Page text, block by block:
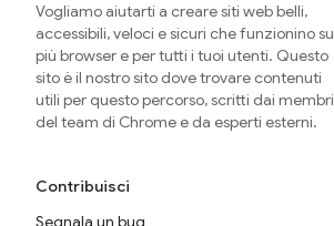
Vogliamo aiutarti a creare siti web belli,
accessibili, veloci e sicuri che funzionino su
più browser e per tutti i tuoi utenti. Questo
sito è il nostro sito dove trovare contenuti
utili per questo percorso, scritti dai membri
del team di Chrome e da esperti esterni.
Contribuisci
Segnala un bug